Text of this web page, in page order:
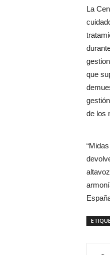
La
que
de los